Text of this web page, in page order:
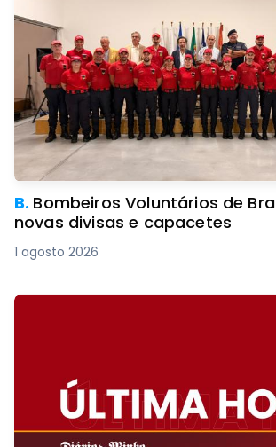
B. Bombeiros Voluntários de
novas divisas e capacetes
1 agosto 2026